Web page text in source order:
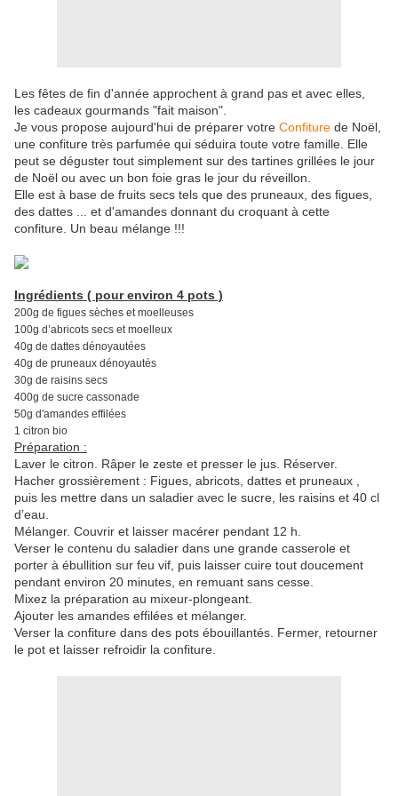
Les fêtes de fin d'année approchent à grand pas et avec elles,
les cadeaux gourmands "fait maison".
Je vous propose aujourd'hui de préparer votre Confiture de Noël,
une confiture très parfumée qui séduira toute votre famille. Elle
peut se déguster tout simplement sur des tartines grillées le jour
de Noël ou avec un bon foie gras le jour du réveillon.
Elle est à base de fruits secs tels que des pruneaux, des figues,
des dattes ... et d'amandes donnant du croquant à cette
confiture. Un beau mélange !!!
Ingrédients ( pour environ 4 pots )
200g de figues sèches et moelleuses
100g d’abricots secs et moelleux
40g de dattes dénoyautées
40g de pruneaux dénoyautés
30g de raisins secs
400g de sucre cassonade
50g d'amandes effilées
1 citron bio
Préparation :
Laver le citron. Râper le zeste et presser le jus. Réserver.
Hacher grossièrement : Figues, abricots, dattes et pruneaux ,
puis les mettre dans un saladier avec le sucre, les raisins et 40 cl
d’eau.
Mélanger. Couvrir et laisser macérer pendant 12 h.
Verser le contenu du saladier dans une grande casserole et
porter à ébullition sur feu vif, puis laisser cuire tout doucement
pendant environ 20 minutes, en remuant sans cesse.
Mixez la préparation au mixeur-plongeant.
Ajouter les amandes effilées et mélanger.
Verser la confiture dans des pots ébouillantés. Fermer, retourner
le pot et laisser refroidir la confiture.